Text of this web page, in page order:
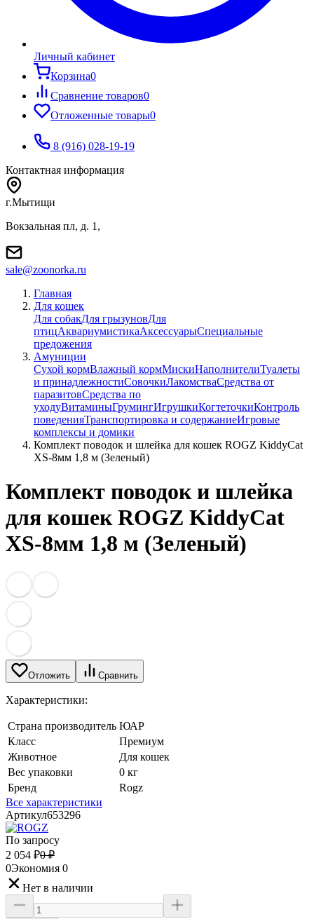
Личный кабинет
Корзина0
Сравнение товаров0
Отложенные товары0
8 (916) 028-19-19
Контактная информация
г.Мытищи
Вокзальная пл, д. 1,
sale@zoonorka.ru
Главная
Для кошек
Для собакДля грызуновДля
птицАквариумистикаАксессуарыСпециальные
предожения
Амуниции
Сухой кормВлажный кормМискиНаполнителиТуалеты
и принадлежностиСовочкиЛакомстваСредства от
паразитовСредства по
уходуВитаминыГрумингИгрушкиКогтеточкиКонтроль
поведенияТранспортировка и содержаниеИгровые
комплексы и домики
Комплект поводок и шлейка для кошек ROGZ KiddyCat
XS-8мм 1,8 м (Зеленый)
Комплект поводок и шлейка
для кошек ROGZ KiddyCat
XS-8мм 1,8 м (Зеленый)
Отложить Сравнить
Характеристики:
Страна производитель ЮАР
Класс
Премиум
Животное
Для кошек
Вес упаковки
0 кг
Бренд
Rogz
Все характеристики
Артикул653296
По запросу
2 054 ₽0 ₽
0Экономия 0
Нет в наличии